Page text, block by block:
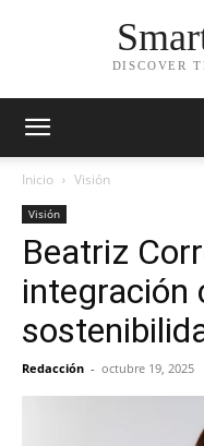
DISCOVER
Inicio Visión
Visión
Beatriz
integración
Redacción - octubre 19, 2025